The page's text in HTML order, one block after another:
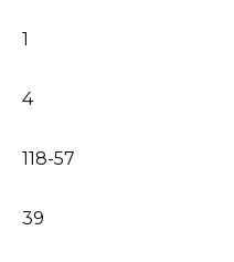
1
4
118-57
39